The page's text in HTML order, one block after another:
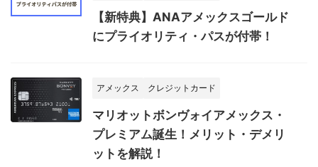
【新特典】ANAアメックスゴールド
にプライオリティ・パスが付帯！
アメックス クレジットカード
マリオットボンヴォイアメックス・
プレミアム誕生！メリット・デメリ
ットを解説！